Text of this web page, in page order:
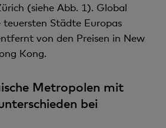
(siehe Abb. 1). Global
Städte Europas
von den Preisen in New
Kong.
Metropolen mit
bei